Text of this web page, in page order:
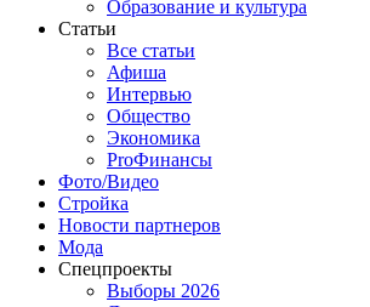
Образование и культура
Статьи
Все статьи
Афиша
Интервью
Общество
Экономика
ProФинансы
Фото/Видео
Стройка
Новости партнеров
Мода
Спецпроекты
Выборы 2026